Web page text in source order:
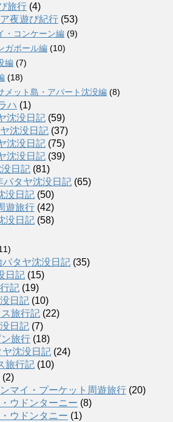
旅行 (4)
夜遊び紀行 (53)
・コンケーン編 (9)
ガポール編 (10)
編 (7)
(18)
メット島・アパート沈没編 (8)
ハ (1)
沈没日記 (59)
沈没日記 (37)
沈没日記 (75)
沈没日記 (39)
日記 (81)
パタヤ沈没日記 (65)
没日記 (50)
遊旅行 (42)
没日記 (58)
タヤ沈没日記 (35)
日記 (15)
記 (19)
日記 (10)
旅行記 (22)
日記 (7)
旅行 (18)
沈没日記 (24)
旅行記 (10)
(2)
マイ・プーケット周遊旅行 (20)
ウドンターニー (8)
ウドンタニー (1)